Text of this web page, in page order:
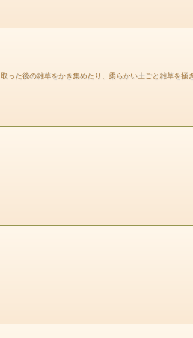
た後の雑草をかき集めたり、柔らかい土ごと雑草を掻